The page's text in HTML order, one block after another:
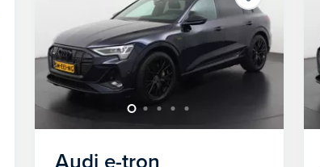
Audi e-tron